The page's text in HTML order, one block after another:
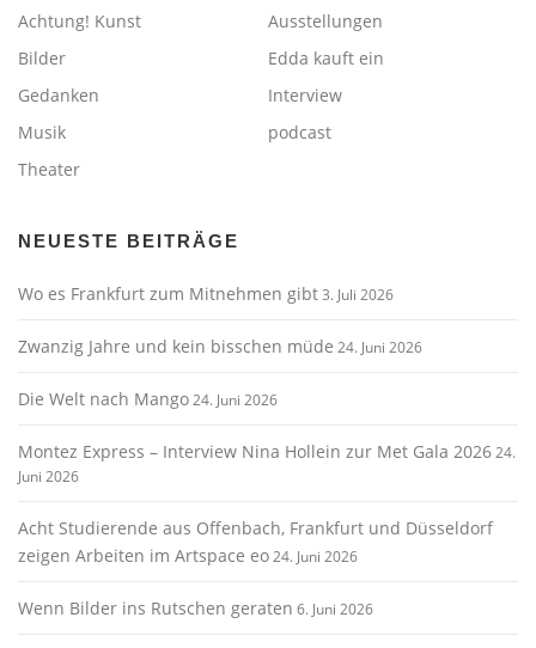
Achtung! Kunst
Ausstellungen
Bilder
Edda kauft ein
Gedanken
Interview
Musik
podcast
Theater
NEUESTE BEITRÄGE
Wo es Frankfurt zum Mitnehmen gibt3. Juli 2026
Zwanzig Jahre und kein bisschen müde 24. Juni 2026
Die Welt nach Mango24. Juni 2026
Montez Express – Interview Nina Hollein zur Met Gala 202624.
Juni 2026
Acht Studierende aus Offenbach, Frankfurt und Düsseldorf
zeigen Arbeiten im Artspace eo24. Juni 2026
Wenn Bilder ins Rutschen geraten 6. Juni 2026